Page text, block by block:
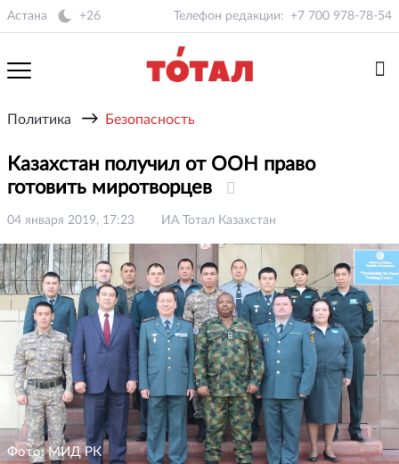
Астана +26 Телефон редакции: +7 700 978-78-54
Политика → Безопасность
Казахстан получил от ООН право
готовить миротворцев
04 января 2019, 17:23 ИА Тотал Казахстан
Фото: МИД РК